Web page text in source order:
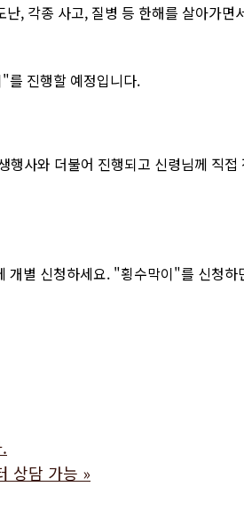
난, 각종 사고, 질병 등 한해를 살아가면
를 진행할 예정입니다.
사와 더불어 진행되고 신령님께 직접
별 신청하세요. "횡수막이"를 신청하
상담 가능 »